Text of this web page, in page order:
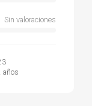
Sin valoraciones
años